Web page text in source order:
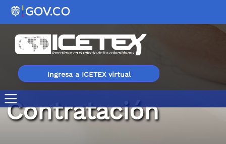
Ingresa a ICETEX virtual
2019-0088
Contratación